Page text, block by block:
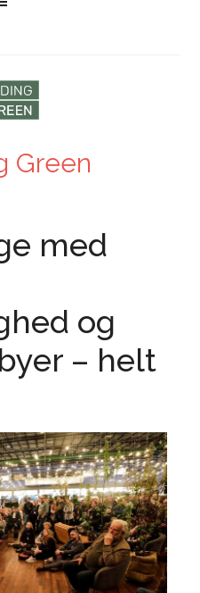
Green
med
og
– helt